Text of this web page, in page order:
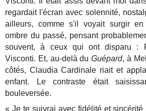
regardait l'écran avec solennité,
ailleurs, comme s'il voyait surgir
ombre du passé, pensant
souvent, à ceux qui ont disparu :
Visconti. Et, au-delà duGuépard, à
côtés, Claudia Cardinale riait et
enfant. Le contraste était
bouleversée.
« Je te suivrai avec fidélité et sincérité